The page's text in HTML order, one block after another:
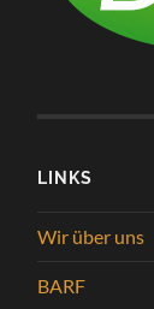
LINKS
Wir über uns
BARF